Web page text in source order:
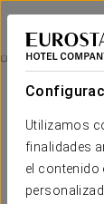
Utilizamos
finalidades
el contenido
Exe Hotel
PUERTO IGUAZÚ